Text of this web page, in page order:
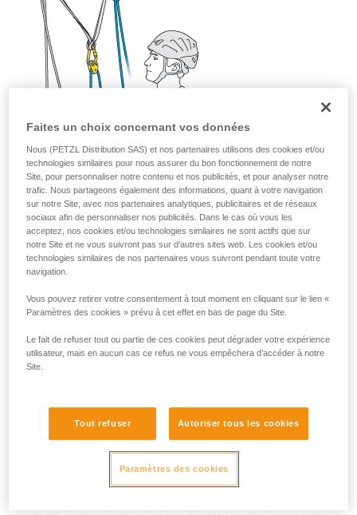
2. Mise en charge de l’assureur et
désactivation de la gâchette.
Faites un choix concernant vos données
Nous (PETZL Distribution SAS) et nos partenaires utilisons des cookies et/ou
technologies similaires pour nous assurer du bon fonctionnement de notre
Site, pour personnaliser notre contenu et nos publicités, et pour analyser notre
trafic. Nous partageons également des informations, quant à votre navigation
sur notre Site, avec nos partenaires analytiques, publicitaires et de réseaux
sociaux afin de personnaliser nos publicités. Dans le cas où vous les
acceptez, nos cookies et/ou technologies similaires ne sont actifs que sur
notre Site et ne vous suivront pas sur d’autres sites web. Les cookies et/ou
technologies similaires de nos partenaires vous suivront pendant toute votre
navigation.
Vous pouvez retirer votre consentement à tout moment en cliquant sur le lien «
Paramètres des cookies » prévu à cet effet en bas de page du Site.
Le fait de refuser tout ou partie de ces cookies peut dégrader votre expérience
utilisateur, mais en aucun cas ce refus ne vous empêchera d’accéder à notre
Site.
Tout refuser Autoriser tous les cookies
Paramètres des cookies